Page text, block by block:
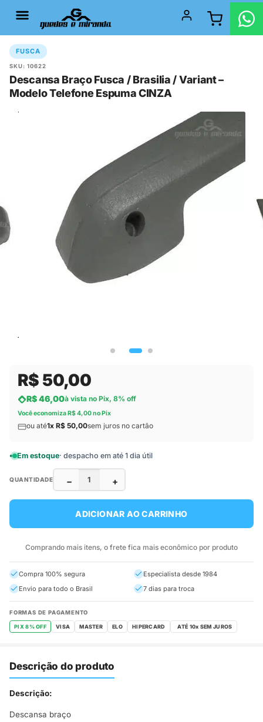
FUSCA
SKU: 10622
Descansa Braço Fusca / Brasilia / Variant –
Modelo Telefone Espuma CINZA
R$ 50,00
R$ 46,00à vista no Pix, 8% off
Você economiza R$ 4,00 no Pix
ou até1x R$ 50,00sem juros no cartão
Em estoque· despacho em até 1 dia útil
QUANTIDADE − +
ADICIONAR AO CARRINHO
Comprando mais itens, o frete fica mais econômico por produto
Compra 100% segura
Especialista desde 1984
Envio para todo o Brasil
7 dias para troca
FORMAS DE PAGAMENTO
PIX 8% OFF VISA MASTER ELO HIPERCARD
Descrição do produto
Descrição:
Descansa braço